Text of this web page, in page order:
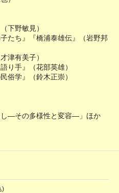
下野敏見）
たち』『橋浦泰雄伝』（岩野邦
津有美子）
り手』（花部英雄）
俗学』（鈴木正崇）
し―その多様性と変容―」ほか
)